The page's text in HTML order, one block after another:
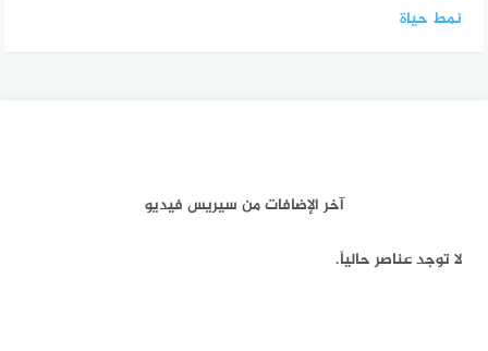
نمط حياة
آخر الإضافات من سيريس فيديو
لا توجد عناصر حالياً.